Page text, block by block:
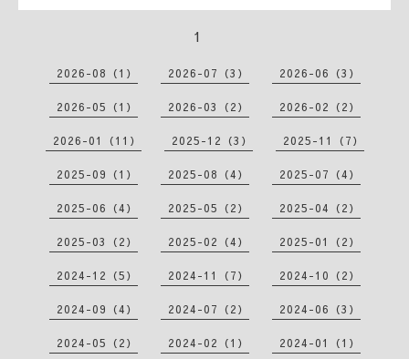
1
2026-08（1） 2026-07（3） 2026-06（3）
2026-05（1） 2026-03（2） 2026-02（2）
2026-01（11） 2025-12（3） 2025-11（7）
2025-09（1） 2025-08（4） 2025-07（4）
2025-06（4） 2025-05（2） 2025-04（2）
2025-03（2） 2025-02（4） 2025-01（2）
2024-12（5） 2024-11（7） 2024-10（2）
2024-09（4） 2024-07（2） 2024-06（3）
2024-05（2） 2024-02（1） 2024-01（1）